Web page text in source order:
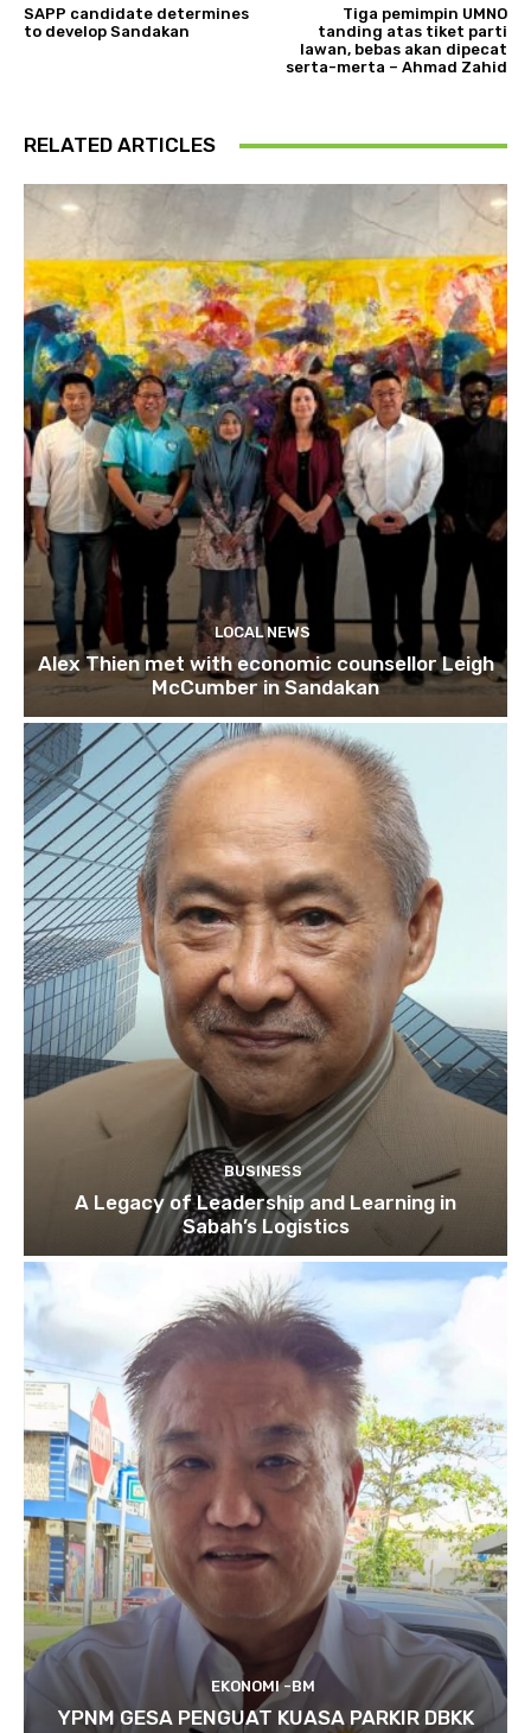
SAPP candidate determines
to develop Sandakan
Tiga pemimpin UMNO
tanding atas tiket parti
lawan, bebas akan dipecat
serta-merta – Ahmad Zahid
RELATED ARTICLES
LOCAL NEWS
Alex Thien met with economic counsellor Leigh
McCumber in Sandakan
BUSINESS
A Legacy of Leadership and Learning in
Sabah’s Logistics
EKONOMI -BM
YPNM GESA PENGUAT KUASA PARKIR DBKK